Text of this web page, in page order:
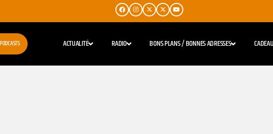
PODCASTS ACTUALITÉ RADIO BONS PLANS / BONNES ADRESSES